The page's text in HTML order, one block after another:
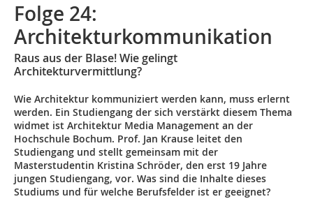
Folge 24:
Architekturkommunikation
Raus aus der Blase! Wie gelingt
Architekturvermittlung?
Wie Architektur kommuniziert werden kann, muss erlernt
werden. Ein Studiengang der sich verstärkt diesem Thema
widmet ist Architektur Media Management an der
Hochschule Bochum. Prof. Jan Krause leitet den
Studiengang und stellt gemeinsam mit der
Masterstudentin Kristina Schröder, den erst 19 Jahre
jungen Studiengang, vor. Was sind die Inhalte dieses
Studiums und für welche Berufsfelder ist er geeignet?